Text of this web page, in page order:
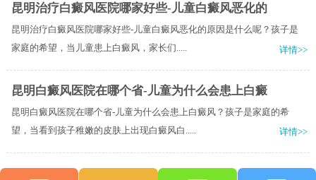
昆明治疗白癜风医院哪家好些-儿童白癜风恶化的
昆明治疗白癜风医院哪家好些-儿童白癜风恶化的原因是什么呢？孩子是
家庭的希望，当儿童患上白癜风，家长们.....
详情>>
昆明白癜风医院在哪个省-儿童为什么会患上白癜
昆明白癜风医院在哪个省-儿童为什么会患上白癜风？孩子是家庭的希
望，当看到孩子稚嫩的皮肤上出现白癜风白.....
详情>>